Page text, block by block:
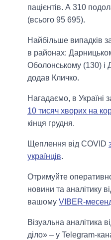
пацієнтів. А 310
(всього 95 695).
Найбільше випадків
в районах:
Оболонському (130) і
додав Кличко.
Нагадаємо, в Україні
10 тисяч хворих на
кінця грудня.
Щеплення від COVID
українців.
Отримуйте
новини та аналітику
вашому VIBER-
Візуальна аналітика
діло» – у Telegram-